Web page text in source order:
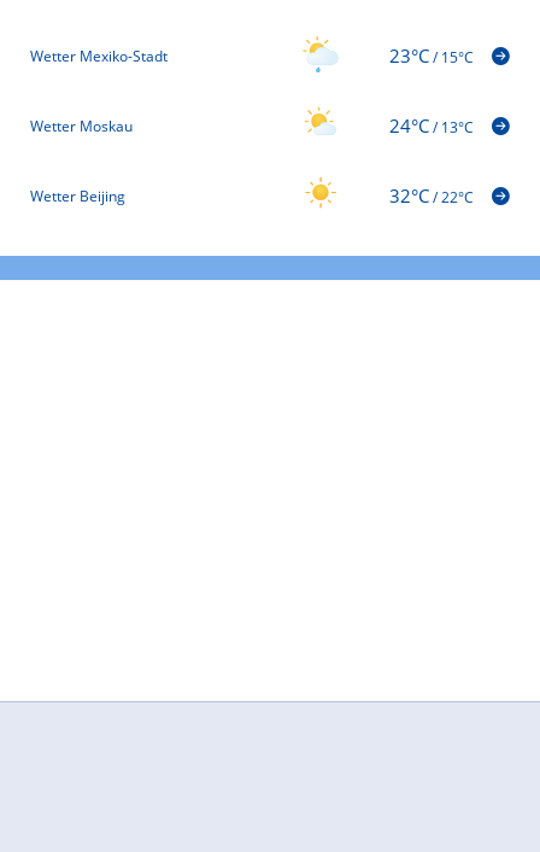
Wetter Mexiko-Stadt 23°C/15°C
Wetter Moskau 24°C/13°C
Wetter Beijing 32°C/22°C